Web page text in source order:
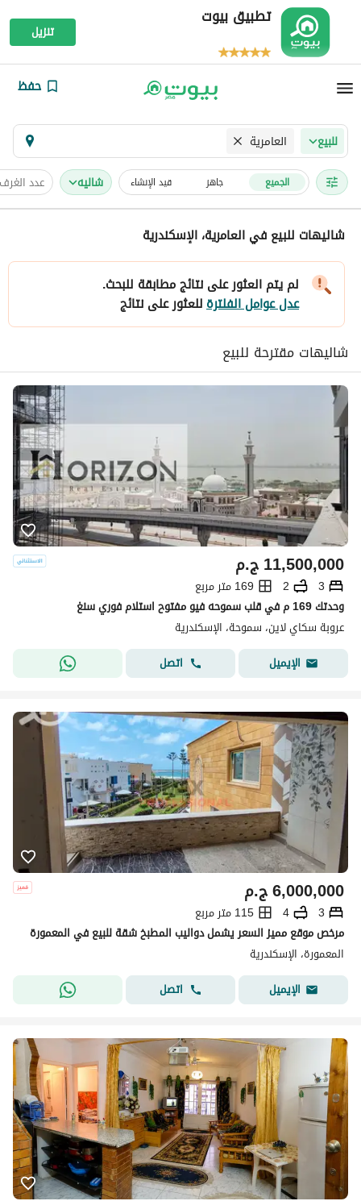
تطبيق بيوت
تنزيل
حفظ
للبيع العامرية
الجميع جاهز قيد الإنشاء شاليه عدد الغرف
شاليهات للبيع في العامرية، الإسكندرية
لم يتم العثور على نتائج مطابقة للبحث.
عدل عوامل الفلترةللعثور على نتائج
شاليهات مقترحة للبيع
ج.م11,500,000
3
2
169 متر مربع
وحدتك 169 م في قلب سموحه فيو مفتوح استلام فوري سنغ
عروبة سكاي لاين، سموحة، الإسكندرية
الإيميل
اتصل
ج.م6,000,000
3
4
115 متر مربع
مرخص موقع مميز السعر يشمل دواليب المطبخ شقة للبيع في المعمورة
المعمورة، الإسكندرية
الإيميل
اتصل